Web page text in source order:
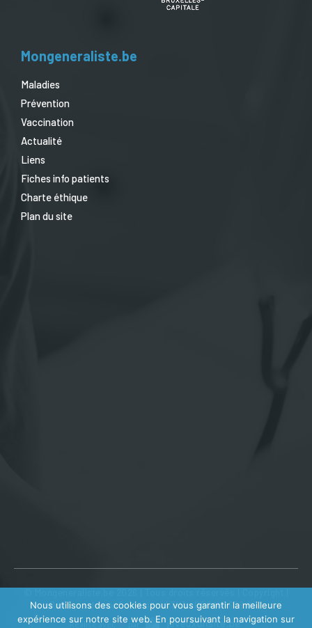
Mongeneraliste.be
Maladies
Prévention
Vaccination
Actualité
Liens
Fiches info patients
Charte éthique
Plan du site
Politique de confidentialité| TVA : BE0410 639 602
Réalisé avec par
Nous utilisons des cookies pour vous garantir la meilleure
expérience sur notre site web. En poursuivant la navigation sur